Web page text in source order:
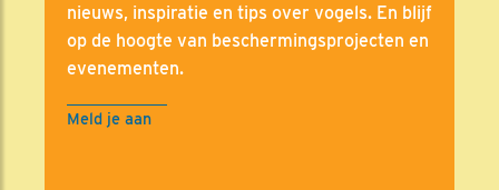
nieuws, inspiratie en tips over vogels. En blijf
op de hoogte van beschermingsprojecten en
evenementen.
Meld je aan